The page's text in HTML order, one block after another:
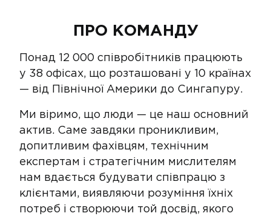
ПРО КОМАНДУ
Понад 12 000 співробітників працюють
у 38 офісах, що розташовані у 10 країнах
— від Північної Америки до Сингапуру.
Ми віримо, що люди — це наш основний
актив. Саме завдяки проникливим,
допитливим фахівцям, технічним
експертам і стратегічним мислителям
нам вдається будувати співпрацю з
клієнтами, виявляючи розуміння їхніх
потреб і створюючи той досвід, якого